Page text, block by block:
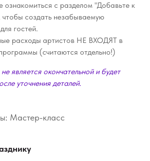
ознакомиться с разделом "Добавьте к
чтобы создать незабываемую
гостей.
расходы артистов НЕ ВХОДЯТ в
(считаются отдельно!)
является окончательной и будет
уточнения деталей.
Мастер-класс